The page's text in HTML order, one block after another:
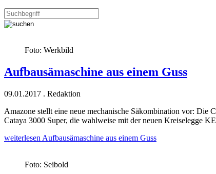
Foto: Werkbild
Aufbausämaschine aus einem Guss
09.01.2017 . Redaktion
Amazone stellt eine neue mechanische Säkombination vor: Die
Cataya 3000 Super, die wahlweise mit der neuen Kreiselegge
weiterlesen Aufbausämaschine aus einem Guss
Foto: Seibold